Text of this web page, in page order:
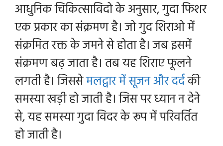
आधुनिक चिकित्साविदो के अनुसार, गुदा फिशर
एक प्रकार का संक्रमण है। जो गुद शिराओ में
संक्रमित रक्त के जमने से होता है। जब इसमें
संक्रमण बढ़ जाता है। तब यह शिराए फूलने
लगती है। जिससेमलद्वार में सूजन और दर्दकी
समस्या खड़ी हो जाती है। जिस पर ध्यान न देने
से, यह समस्या गुदा विदर के रूप में परिवर्तित
हो जाती है।